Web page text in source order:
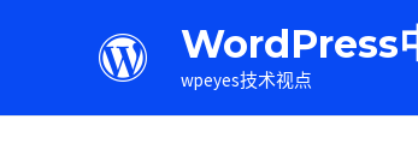
WordPress
wpeyes技术视点